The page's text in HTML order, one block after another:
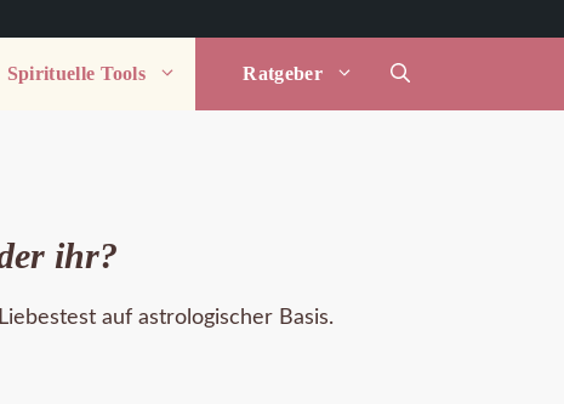
Spirituelle Tools Ratgeber
ihr?
auf astrologischer Basis.